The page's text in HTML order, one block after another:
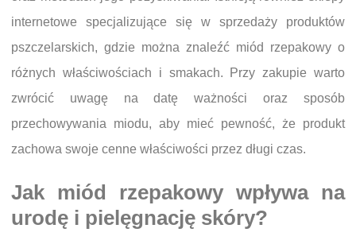
internetowe specjalizujące się w sprzedaży produktów
pszczelarskich, gdzie można znaleźć miód rzepakowy o
różnych właściwościach i smakach. Przy zakupie warto
zwrócić uwagę na datę ważności oraz sposób
przechowywania miodu, aby mieć pewność, że produkt
zachowa swoje cenne właściwości przez długi czas.
Jak miód rzepakowy wpływa na
urodę i pielęgnację skóry?